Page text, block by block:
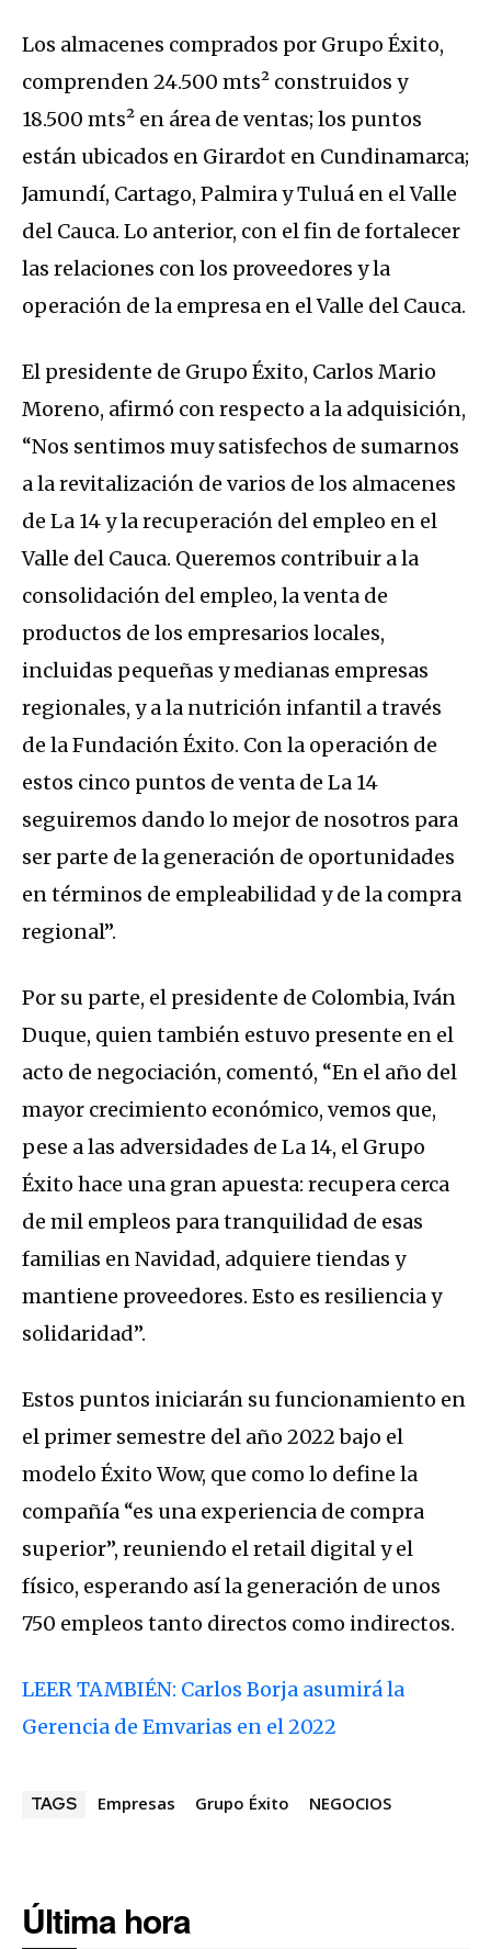
Los almacenes comprados por Grupo Éxito,
comprenden 24.500 mts² construidos y
18.500 mts² en área de ventas; los puntos
están ubicados en Girardot en Cundinamarca;
Jamundí, Cartago, Palmira y Tuluá en el Valle
del Cauca. Lo anterior, con el fin de fortalecer
las relaciones con los proveedores y la
operación de la empresa en el Valle del Cauca.
El presidente de Grupo Éxito, Carlos Mario
Moreno, afirmó con respecto a la adquisición,
“Nos sentimos muy satisfechos de sumarnos
a la revitalización de varios de los almacenes
de La 14 y la recuperación del empleo en el
Valle del Cauca. Queremos contribuir a la
consolidación del empleo, la venta de
productos de los empresarios locales,
incluidas pequeñas y medianas empresas
regionales, y a la nutrición infantil a través
de la Fundación Éxito. Con la operación de
estos cinco puntos de venta de La 14
seguiremos dando lo mejor de nosotros para
ser parte de la generación de oportunidades
en términos de empleabilidad y de la compra
regional”.
Por su parte, el presidente de Colombia, Iván
Duque, quien también estuvo presente en el
acto de negociación, comentó, “En el año del
mayor crecimiento económico, vemos que,
pese a las adversidades de La 14, el Grupo
Éxito hace una gran apuesta: recupera cerca
de mil empleos para tranquilidad de esas
familias en Navidad, adquiere tiendas y
mantiene proveedores. Esto es resiliencia y
solidaridad”.
Estos puntos iniciarán su funcionamiento en
el primer semestre del año 2022 bajo el
modelo Éxito Wow, que como lo define la
compañía “es una experiencia de compra
superior”, reuniendo el retail digital y el
físico, esperando así la generación de unos
750 empleos tanto directos como indirectos.
LEER TAMBIÉN: Carlos Borja asumirá la
Gerencia de Emvarias en el 2022
TAGS Empresas Grupo Éxito NEGOCIOS
Última hora